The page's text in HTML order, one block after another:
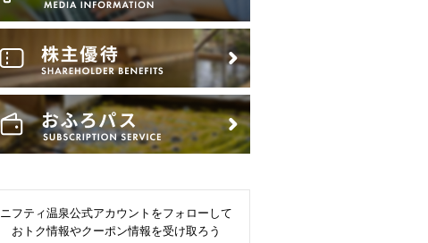
ニフティ温泉公式アカウントをフォローして
おトク情報やクーポン情報を受け取ろう